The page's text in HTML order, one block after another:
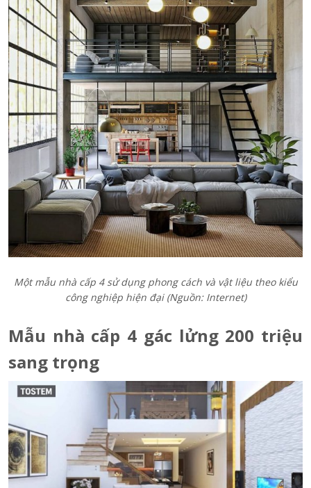
Một mẫu nhà cấp 4 sử dụng phong cách và vật liệu theo kiểu
công nghiệp hiện đại (Nguồn: Internet)
Mẫu nhà cấp 4 gác lửng 200 triệu
sang trọng